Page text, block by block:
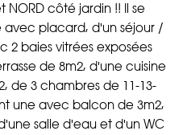
NORD côté jardin !! Il se
placard, d'un séjour /
2 baies vitrées exposées
de 8m2, d'une cuisine
de 3 chambres de 11-13-
une avec balcon de 3m2,
salle d'eau et d'un WC